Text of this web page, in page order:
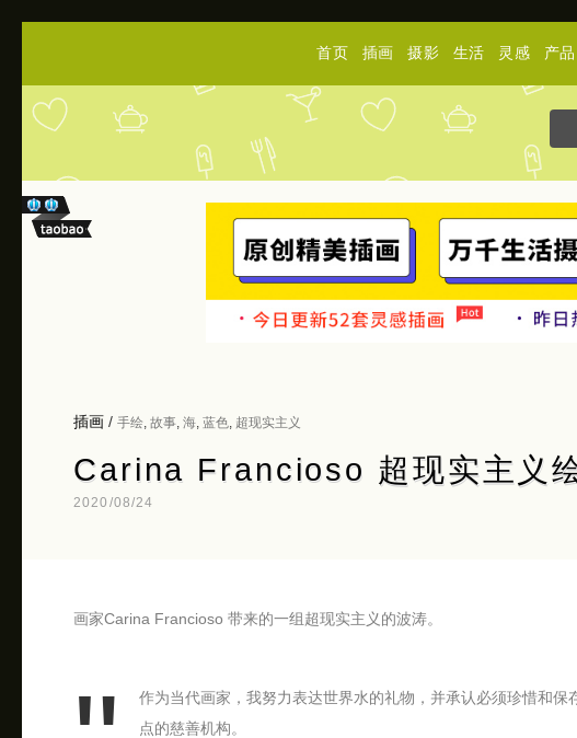
首页 插画 摄影 生活 灵感 产品
插画 / 手绘 故事 海 蓝色 超现实主义
Carina Francioso 超现实主义
2020/08/24
画家Carina Francioso 带来的一组超现实主义的波涛。
作为当代画家，我努力表达世界水的礼物，并承认必须珍惜和
点的慈善机构。